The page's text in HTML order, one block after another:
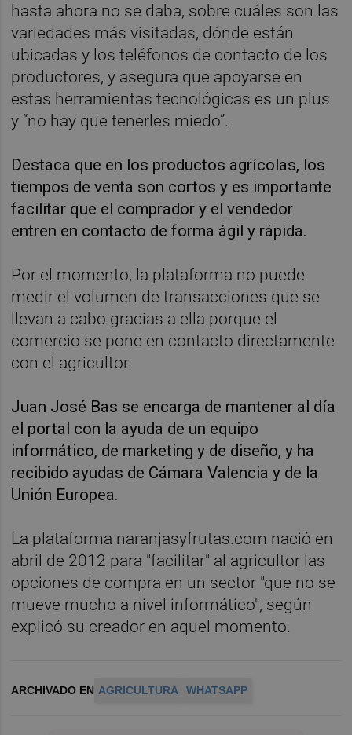
hasta ahora no se daba, sobre cuáles son las
variedades más visitadas, dónde están
ubicadas y los teléfonos de contacto de los
productores, y asegura que apoyarse en
estas herramientas tecnológicas es un plus
y “no hay que tenerles miedo”.
Destaca que en los productos agrícolas, los
tiempos de venta son cortos y es importante
facilitar que el comprador y el vendedor
entren en contacto de forma ágil y rápida.
Por el momento, la plataforma no puede
medir el volumen de transacciones que se
llevan a cabo gracias a ella porque el
comercio se pone en contacto directamente
con el agricultor.
Juan José Bas se encarga de mantener al día
el portal con la ayuda de un equipo
informático, de marketing y de diseño, y ha
recibido ayudas de Cámara Valencia y de la
Unión Europea.
La plataforma naranjasyfrutas.com nació en
abril de 2012 para "facilitar" al agricultor las
opciones de compra en un sector "que no se
mueve mucho a nivel informático", según
explicó su creador en aquel momento.
ARCHIVADO EN AGRICULTURA WHATSAPP